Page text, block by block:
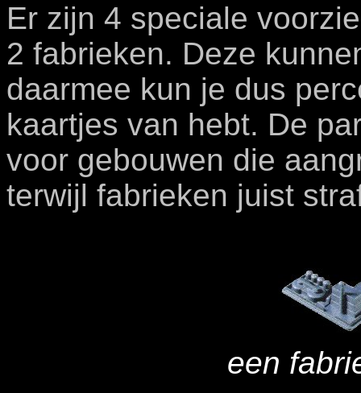
Er zijn 4 speciale
2 fabrieken. Deze
daarmee kun je dus
kaartjes van hebt. De
voor gebouwen die
terwijl fabrieken juist
een